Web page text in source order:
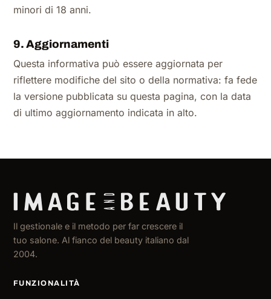
minori di 18 anni.
9. Aggiornamenti
Questa informativa può essere aggiornata per
riflettere modifiche del sito o della normativa: fa fede
la versione pubblicata su questa pagina, con la data
di ultimo aggiornamento indicata in alto.
Il gestionale e il metodo per far crescere il
tuo salone. Al fianco del beauty italiano dal
2004.
FUNZIONALITÀ